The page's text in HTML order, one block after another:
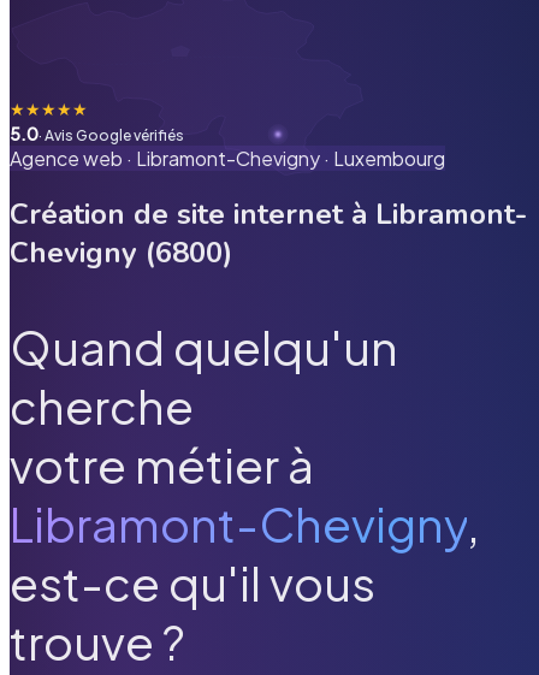
★★★★★
5.0· Avis Google vérifiés
Agence web · Libramont-Chevigny· Luxembourg
Création de site internet à Libramont-
Chevigny (6800)
Quand quelqu'un
cherche
votre métier à
Libramont-Chevigny,
est-ce qu'il vous
trouve ?